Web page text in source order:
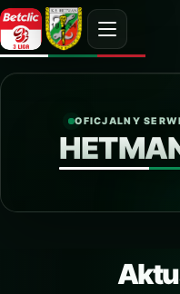
OFICJALNY